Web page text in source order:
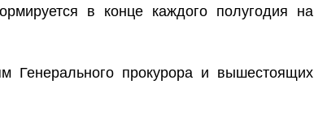
в конце каждого полугодия на
прокурора и вышестоящих